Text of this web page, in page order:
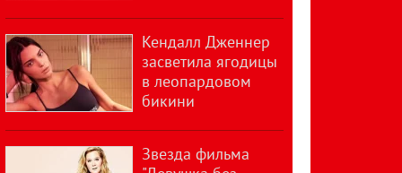
Кендалл Дженнер
засветила ягодицы
в леопардовом
бикини
Звезда фильма